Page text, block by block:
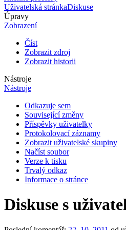
Uživatelská stránkaDiskuse
Úpravy
Zobrazení
Číst
Zobrazit zdroj
Zobrazit historii
Nástroje
Nástroje
Odkazuje sem
Související změny
Příspěvky uživatelky
Protokolovací záznamy
Zobrazit uživatelské skupiny
Načíst soubor
Verze k tisku
Trvalý odkaz
Informace o stránce
Diskuse s